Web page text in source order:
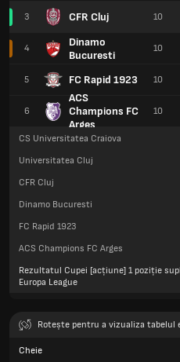
3 CFR Cluj
4
Dinamo
Bucuresti
5 FC Rapid 1923
6
ACS
Champions FC
Arges
10
10
10
10
CS Universitatea Craiova
Universitatea Cluj
CFR Cluj
Dinamo Bucuresti
FC Rapid 1923
ACS Champions FC Arges
Rezultatul Cupei [acțiune] 1 poziție
Europa League
Rotește pentru a vizualiza tabelul
Cheie